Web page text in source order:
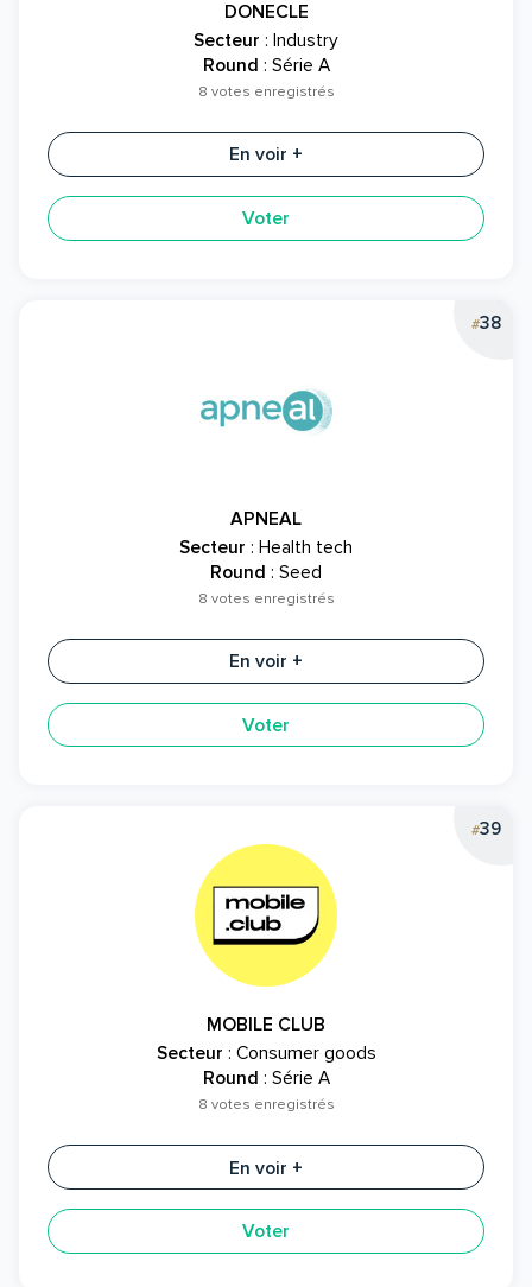
DONECLE
Secteur : Industry
Round : Série A
8 votes enregistrés
En voir +
Voter
#38
APNEAL
Secteur : Health tech
Round : Seed
8 votes enregistrés
En voir +
Voter
#39
MOBILE CLUB
Secteur : Consumer goods
Round : Série A
8 votes enregistrés
En voir +
Voter